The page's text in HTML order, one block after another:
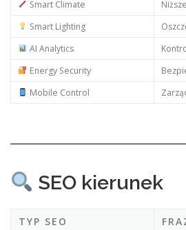
Smart Climate
Smart Lighting
AI Analytics
Energy Security
Mobile Control
SEO kierunek
TYP SEO